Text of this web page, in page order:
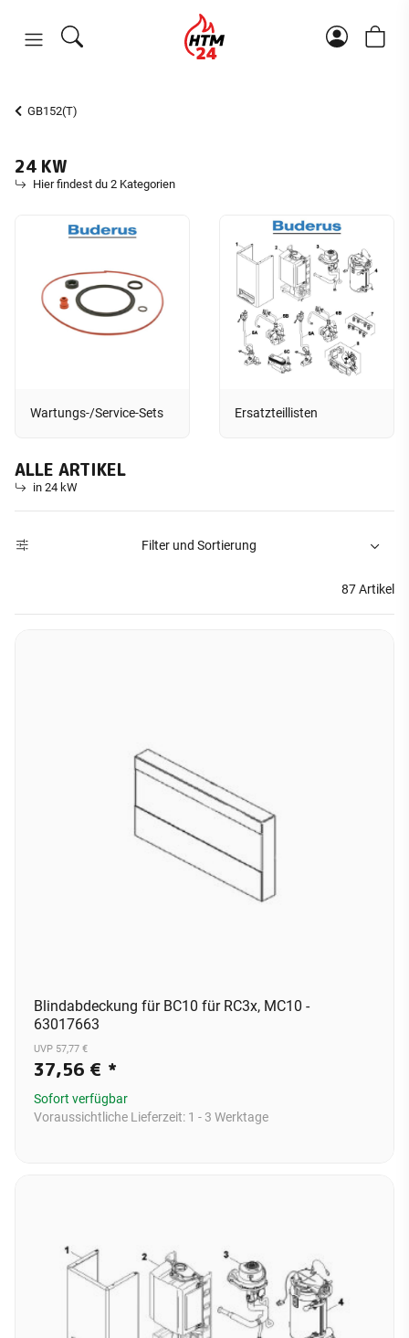
GB152(T)
24 KW
Hier findest du 2 Kategorien
Wartungs-/Service-Sets Ersatzteillisten
ALLE ARTIKEL
in 24 kW
Filter und Sortierung
87 Artikel
Blindabdeckung für BC10 für RC3x, MC10 -
63017663
UVP 57,77 €
37,56 € *
Sofort verfügbar
Voraussichtliche Lieferzeit: 1 - 3 Werktage